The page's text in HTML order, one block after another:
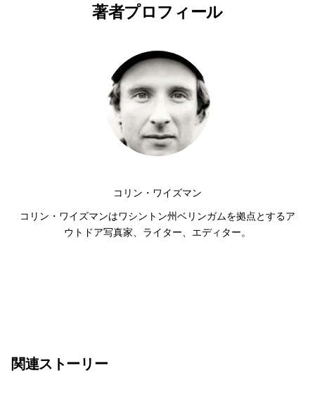
著者プロフィール
コリン・ワイズマン
コリン・ワイズマンはワシントン州ベリンガムを拠点とするア
ウトドア写真家、ライター、エディター。
関連ストーリー